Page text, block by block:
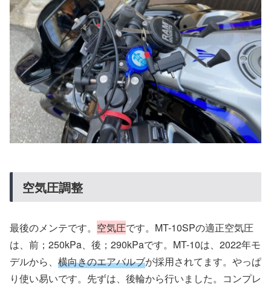
空気圧調整
最後のメンテです。 空気圧です。MT-10SPの適正空気圧
は、前；250kPa、後；290kPaです。MT-10は、2022年モ
デルから、 横向きのエアバルブが採用されてます。やっぱ
り使い易いです。先ずは、後輪から行いました。コンプレ